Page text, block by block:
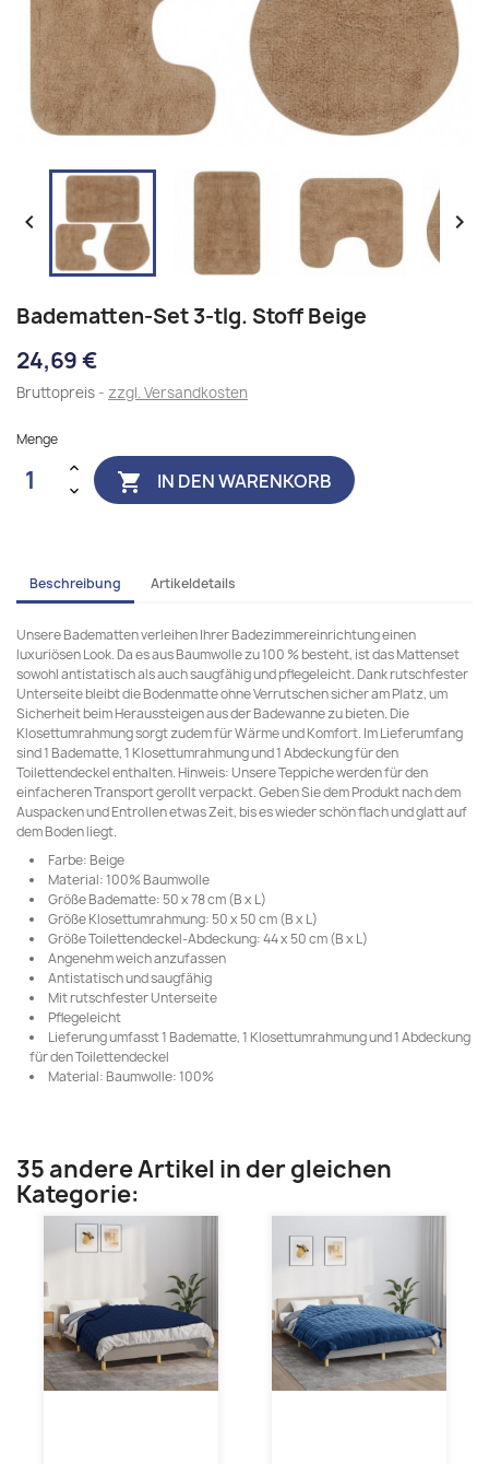
 
Badematten-Set 3-tlg. Stoff Beige
24,69 €
Bruttopreis zzgl. Versandkosten
Menge
 IN DEN WARENKORB
Beschreibung Artikeldetails
Unsere Badematten verleihen Ihrer Badezimmereinrichtung einen
luxuriösen Look. Da es aus Baumwolle zu 100 % besteht, ist das Mattenset
sowohl antistatisch als auch saugfähig und pflegeleicht. Dank rutschfester
Unterseite bleibt die Bodenmatte ohne Verrutschen sicher am Platz, um
Sicherheit beim Heraussteigen aus der Badewanne zu bieten. Die
Klosettumrahmung sorgt zudem für Wärme und Komfort. Im Lieferumfang
sind 1 Badematte, 1 Klosettumrahmung und 1 Abdeckung für den
Toilettendeckel enthalten. Hinweis: Unsere Teppiche werden für den
einfacheren Transport gerollt verpackt. Geben Sie dem Produkt nach dem
Auspacken und Entrollen etwas Zeit, bis es wieder schön flach und glatt auf
dem Boden liegt.
Farbe: Beige
Material: 100% Baumwolle
Größe Badematte: 50 x 78 cm (B x L)
Größe Klosettumrahmung: 50 x 50 cm (B x L)
Größe Toilettendeckel-Abdeckung: 44 x 50 cm (B x L)
Angenehm weich anzufassen
Antistatisch und saugfähig
Mit rutschfester Unterseite
Pflegeleicht
Lieferung umfasst 1 Badematte, 1 Klosettumrahmung und 1 Abdeckung
für den Toilettendeckel
Material: Baumwolle: 100%
35 andere Artikel in der gleichen
Kategorie: